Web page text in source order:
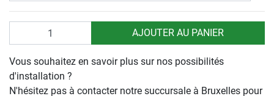
AJOUTER AU PANIER
Vous souhaitez en savoir plus sur nos possibilités
d'installation ?
N'hésitez pas à contacter notre succursale à Bruxelles pour